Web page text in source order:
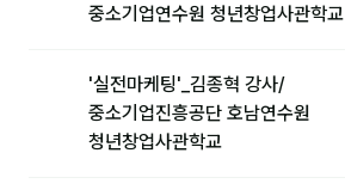
대면교육 후기
중소기업연수원 청년창업사관학교
'실전마케팅'_김종혁 강사/
중소기업진흥공단 호남연수원
청년창업사관학교